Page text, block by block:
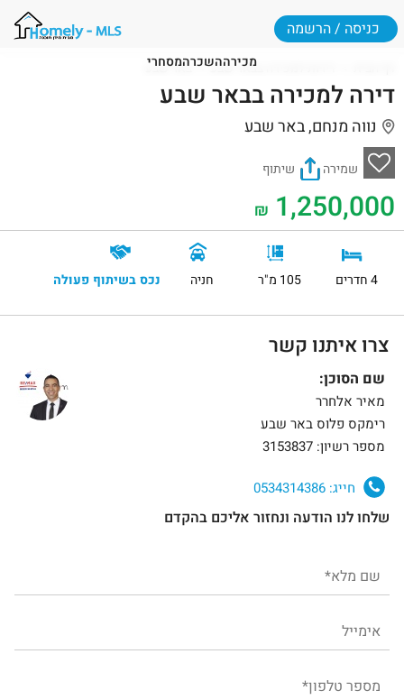
מכירההשכרהמסחרי
כניסה / הרשמה
דירות למכירה בבאר שבע באר שבע
דירה למכירה בבאר שבע
נווה מנחם, באר שבע
שמירה שיתוף
1,250,000
₪
4 חדרים 105 מ"ר חניה נכס בשיתוף פעולה
צרו איתנו קשר
שם הסוכן:
מאיר אלחרר
רימקס פלוס באר שבע
מספר רשיון: 3153837
חייג:
שלחו לנו הודעה ונחזור אליכם בהקדם